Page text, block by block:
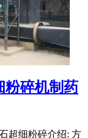
粉碎机制药
超细粉碎介绍: 方